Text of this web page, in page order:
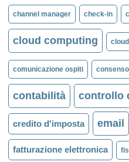
channel manager check-in
cloud computing
comunicazione ospiti consenso
contabilità controllo
credito d'imposta email
fatturazione elettronica